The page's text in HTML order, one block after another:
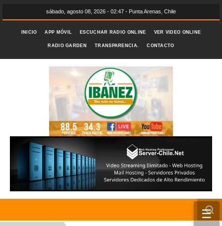
sábado, agosto 08, 2026 - 02:47 - Punta Arenas, Chile
INICIO APP MÓVIL ESCUCHAR RADIO ONLINE VER VIDEO ONLINE
RADIO GARDEN TRANSPARENCIA. CONTACTO
☰
INICIO